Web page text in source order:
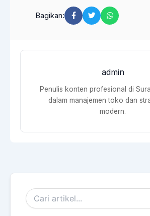
Bagikan:
admin
Penulis konten profesional di
dalam manajemen toko dan
modern.